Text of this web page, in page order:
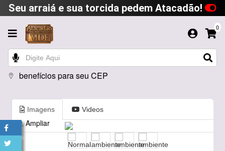
Seu arraiá e sua torcida pedem Atacadão!
0
benefícios para seu CEP
Imagens Videos
Ampliar